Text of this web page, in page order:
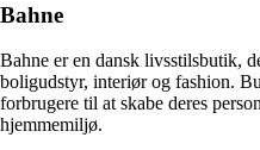
Bahne
Bahne er en dansk livsstilsbutik,
boligudstyr, interiør og fashion.
forbrugere til at skabe deres
hjemmemiljø.